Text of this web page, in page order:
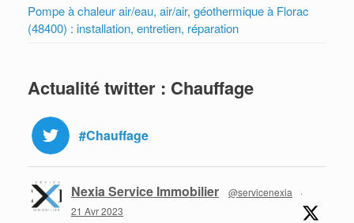
Pompe à chaleur air/eau, air/air, géothermique à Florac
(48400) : installation, entretien, réparation
Actualité twitter : Chauffage
#Chauffage
Nexia Service Immobilier @servicenexia
·
21 Avr 2023